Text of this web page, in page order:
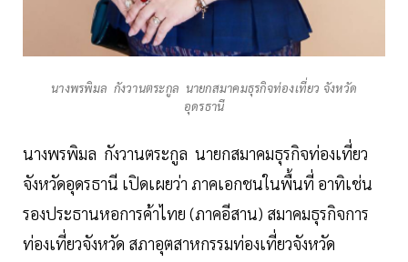
นางพรพิมล กังวานตระกูล นายกสมาคมธุรกิจท่องเที่ยว จังหวัด
อุดรธานี
นางพรพิมล กังวานตระกูล นายกสมาคมธุรกิจท่องเที่ยว
จังหวัดอุดรธานี เปิดเผยว่า ภาคเอกชนในพื้นที่ อาทิเช่น
รองประธานหอการค้าไทย (ภาคอีสาน) สมาคมธุรกิจการ
ท่องเที่ยวจังหวัด สภาอุตสาหกรรมท่องเที่ยวจังหวัด